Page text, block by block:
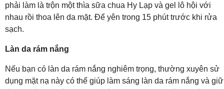
phải làm là trộn một thìa sữa chua Hy Lạp và gel lô hội với
nhau rồi thoa lên da mặt. Để yên trong 15 phút trước khi rửa
sạch.
Làn da rám nắng
Nếu bạn có làn da rám nắng nghiêm trọng, thường xuyên sử
dụng mặt nạ này có thể giúp làm sáng làn da rám nắng và giữ